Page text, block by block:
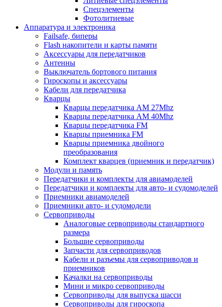
Спецэлементы
Фотолитиевые
Аппаратура и электроника
Failsafe, биперы
Flash накопители и карты памяти
Аксессуары для передатчиков
Антенны
Выключатель бортового питания
Гироскопы и аксессуары
Кабели для передатчика
Кварцы
Кварцы передатчика AM 27Mhz
Кварцы передатчика AM 40Mhz
Кварцы передатчика FM
Кварцы приемника FM
Кварцы приемника двойного
преобразования
Комплект кварцев (приемник и передатчик)
Модули и память
Передатчики и комплекты для авиамоделей
Передатчики и комплекты для авто- и судомоделей
Приемники авиамоделей
Приемники авто- и судомодели
Сервоприводы
Аналоговые сервоприводы стандартного
размера
Большие сервоприводы
Запчасти для сервоприводов
Кабели и разъемы для сервоприводов и
приемников
Качалки на сервоприводы
Мини и микро сервоприводы
Сервоприводы для выпуска шасси
Сервоприводы для гироскопа